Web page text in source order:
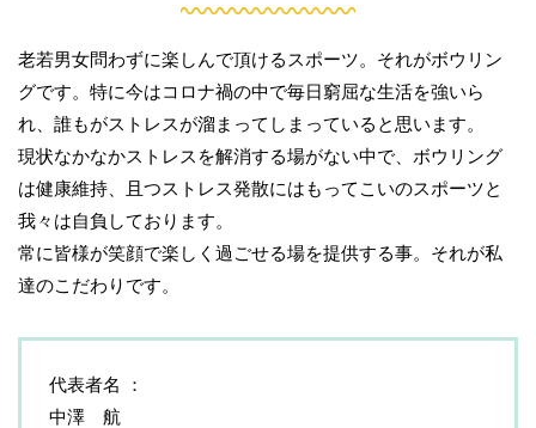
老若男女問わずに楽しんで頂けるスポーツ。それがボウリン
グです。特に今はコロナ禍の中で毎日窮屈な生活を強いら
れ、誰もがストレスが溜まってしまっていると思います。
現状なかなかストレスを解消する場がない中で、ボウリング
は健康維持、且つストレス発散にはもってこいのスポーツと
我々は自負しております。
常に皆様が笑顔で楽しく過ごせる場を提供する事。それが私
達のこだわりです。
代表者名
中澤 航